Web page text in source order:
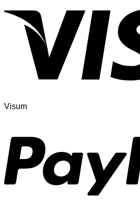
Visum